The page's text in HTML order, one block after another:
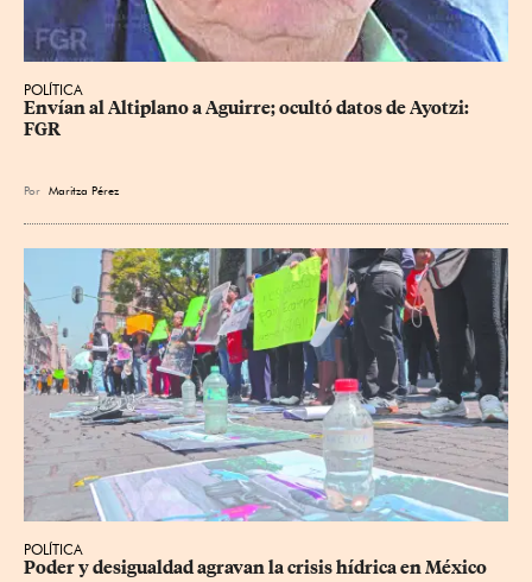
POLÍTICA
Envían al Altiplano a Aguirre; ocultó datos de Ayotzi:
FGR
Por Maritza Pérez
POLÍTICA
Poder y desigualdad agravan la crisis hídrica en México